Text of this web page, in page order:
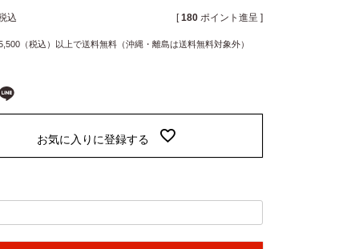
込 [ 180 ポイント進呈 ]
（税込）以上で送料無料（沖縄・離島は送料無料対象外）
お気に入りに登録する